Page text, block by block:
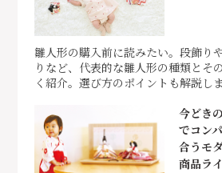
雛人形の購入前に読みたい。段飾り
りなど、代表的な雛人形の種類とそ
く紹介。選び方のポイントも解説し
今どき
でコン
合うモ
商品ラ